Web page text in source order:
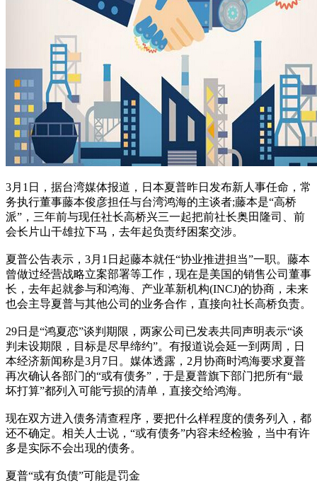
3月1日，据台湾媒体报道，日本夏普昨日发布新人事任命，常
务执行董事藤本俊彦担任与台湾鸿海的主谈者;藤本是“高桥
派”，三年前与现任社长高桥兴三一起把前社长奥田隆司、前
会长片山干雄拉下马，去年起负责纾困案交涉。
夏普公告表示，3月1日起藤本就任“协业推进担当”一职。藤本
曾做过经营战略立案部署等工作，现在是美国的销售公司董事
长，去年起就参与和鸿海、产业革新机构(INCJ)的协商，未来
也会主导夏普与其他公司的业务合作，直接向社长高桥负责。
29日是“鸿夏恋”谈判期限，两家公司已发表共同声明表示“谈
判未设期限，目标是尽早缔约”。有报道说会延一到两周，日
本经济新闻称是3月7日。媒体透露，2月协商时鸿海要求夏普
再次确认各部门的“或有债务”，于是夏普旗下部门把所有“最
坏打算”都列入可能亏损的清单，直接交给鸿海。
现在双方进入债务清查程序，要把什么样程度的债务列入，都
还不确定。相关人士说，“或有债务”内容未经检验，当中有许
多是实际不会出现的债务。
夏普“或有负债”可能是罚金